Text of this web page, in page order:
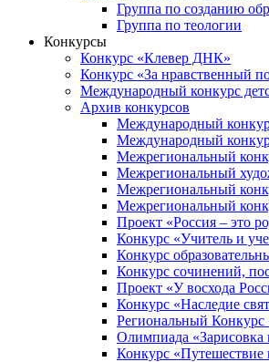
Группа по созданию
Группа по теологии
Конкурсы
Конкурс «Клевер ДНК»
Конкурс «За нравственный
Международный конкурс
Архив конкурсов
Международный
Международный
Межрегиональный
Межрегиональный
Межрегиональный
Межрегиональный
Проект «Россия – это
Конкурс «Учитель и
Конкурс
Конкурс сочинений,
Проект «У восхода
Конкурс «Наследие
Региональный Конкурс
Олимпиада
Конкурс «Путешествие